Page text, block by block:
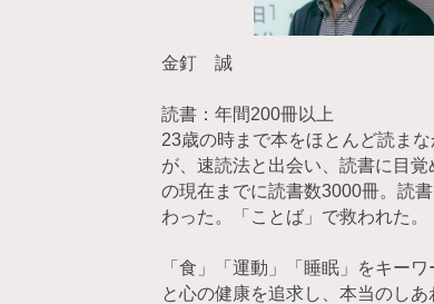
金釘 誠
読書：年間200冊以上
23歳の時まで本をほとんど読ま
が、速読法と出会い、読書に目覚
の現在までに読書数3000冊。読
わった。「ことば」で救われた。
「食」「運動」「睡眠」をキー
と心の健康を追求し、本当のしあ